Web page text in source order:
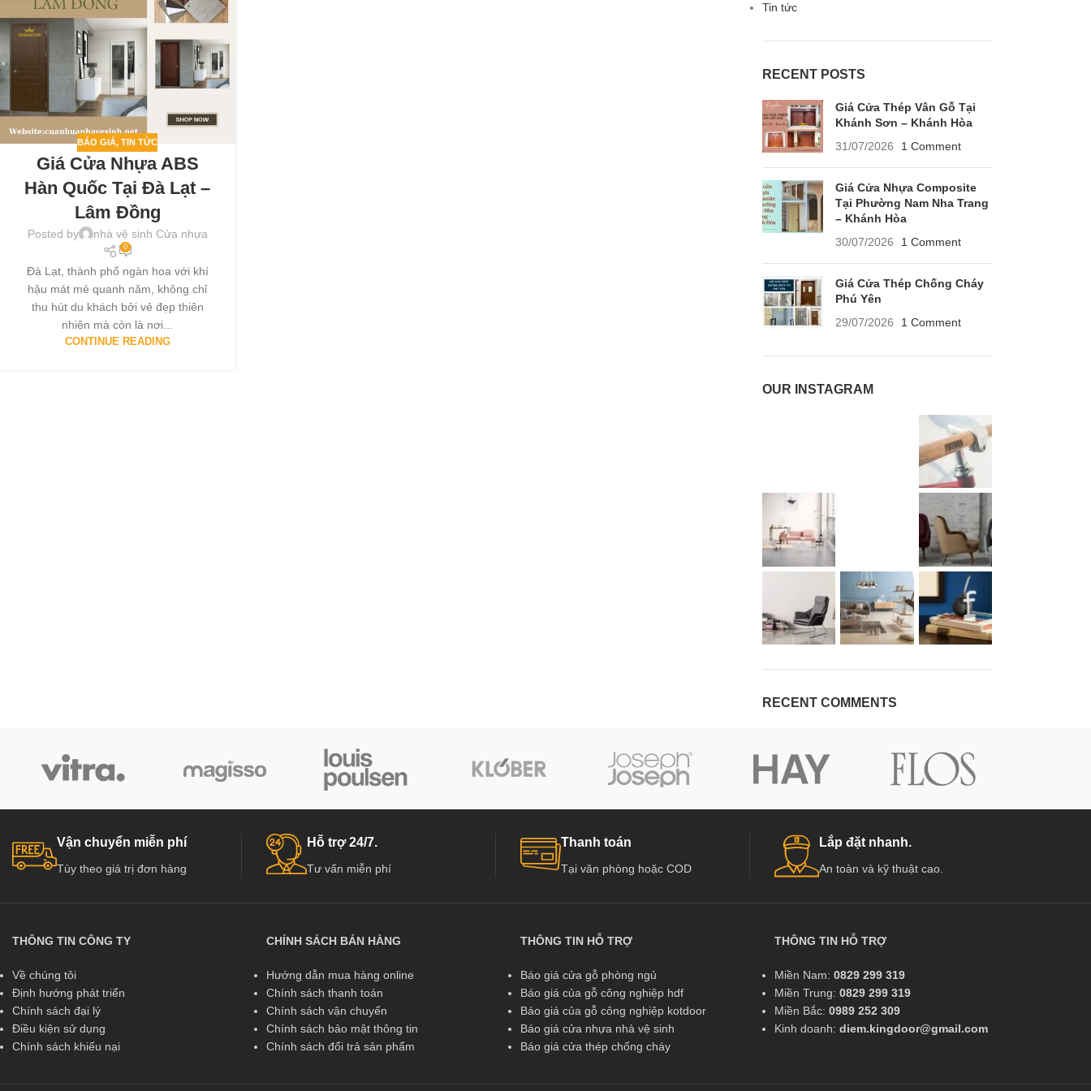
BÁO GIÁ,TIN TỨC
Giá Cửa Nhựa ABS
Hàn Quốc Tại Đà Lạt –
Lâm Đồng
Posted by nhà vệ sinh Cửa nhựa
0
Đà Lạt, thành phố ngàn hoa với khí
hậu mát mẻ quanh năm, không chỉ
thu hút du khách bởi vẻ đẹp thiên
nhiên mà còn là nơi...
CONTINUE READING
Tin tức
RECENT POSTS
Giá Cửa Thép Vân Gỗ Tại
Khánh Sơn – Khánh Hòa
31/07/2026
1 Comment
Giá Cửa Nhựa Composite
Tại Phường Nam Nha Trang
– Khánh Hòa
30/07/2026
1 Comment
Giá Cửa Thép Chống Cháy
Phú Yên
29/07/2026
1 Comment
OUR INSTAGRAM
RECENT COMMENTS
Vận chuyển miễn phí
Tùy theo giá trị đơn hàng
Hỗ trợ 24/7.
Tư vấn miễn phí
Thanh toán
Tại văn phòng hoặc COD
Lắp đặt nhanh.
An toàn và kỹ thuật cao.
THÔNG TIN CÔNG TY
Về chúng tôi
Định hướng phát triển
Chính sách đại lý
Điều kiện sử dụng
Chính sách khiếu nại
CHÍNH SÁCH BÁN HÀNG
Hướng dẫn mua hàng online
Chính sách thanh toán
Chính sách vận chuyển
Chính sách bảo mật thông tin
Chính sách đổi trả sản phẩm
THÔNG TIN HỖ TRỢ
Báo giá cửa gỗ phòng ngủ
Báo giá của gỗ công nghiệp hdf
Báo giá của gỗ công nghiệp kotdoor
Báo giá cửa nhựa nhà vệ sinh
Báo giá cửa thép chống cháy
THÔNG TIN HỖ TRỢ
Miền Nam: 0829 299 319
Miền Trung: 0829 299 319
Miền Bắc: 0989 252 309
Kinh doanh: diem.kingdoor@gmail.com